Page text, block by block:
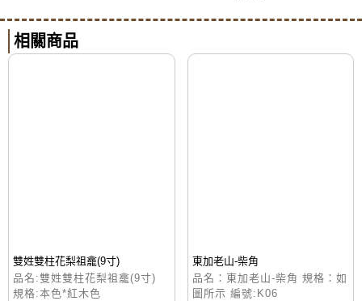
相關商品
雙姓雙柱花梨祖龕(9寸)
品名:雙姓雙柱花梨祖龕(9寸)
規格:本色*紅木色
東加老山-柴角
品名：東加老山-柴角 規格：如
圖所示 編號:K06